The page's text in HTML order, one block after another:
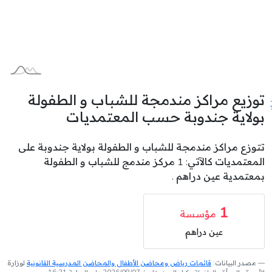
توزيع مراكز مندمجة للشباب و الطفولة
بولاية جندوبة حسب المعتمديات
تتوزع مراكز مندمجة للشباب و الطفولة بولاية جندوبة على
المعتمديات كالآتي: 1 مركز مندمج للشباب و الطفولة
بمعتمدية عين دراهم .
1 مؤسسة
عين دراهم
مصدر البيانات: قائمات رياض ومحاضن الأطفال والمحاضن المدرسية القانونية لوزارة